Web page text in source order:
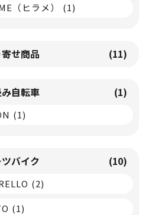
（ヒラメ）
(1)
せ商品 (11)
自転車 (1)
(1)
バイク (10)
(2)
(1)